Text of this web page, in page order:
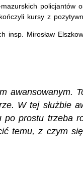
policjantów
kursy z
insp. Mirosław
awansowanym.
W tej służbie
po prostu trzeba
temu, z czym